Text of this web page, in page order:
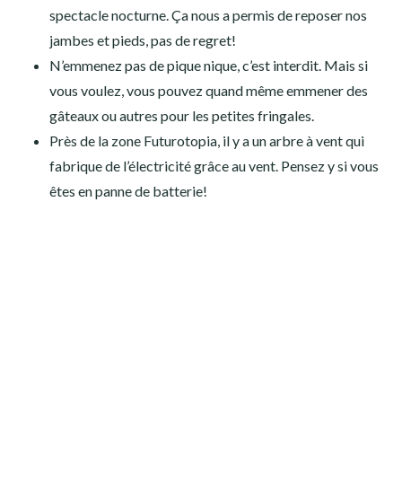
spectacle nocturne. Ça nous a permis de reposer nos
jambes et pieds, pas de regret!
N’emmenez pas de pique nique, c’est interdit. Mais si
vous voulez, vous pouvez quand même emmener des
gâteaux ou autres pour les petites fringales.
Près de la zone Futurotopia, il y a un arbre à vent qui
fabrique de l’électricité grâce au vent. Pensez y si vous
êtes en panne de batterie!